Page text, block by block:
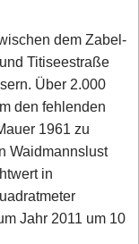
dem Zabel-
Titiseestraße
Über 2.000
den fehlenden
1961 zu
Waidmannslust
in
Jahr 2011 um 10